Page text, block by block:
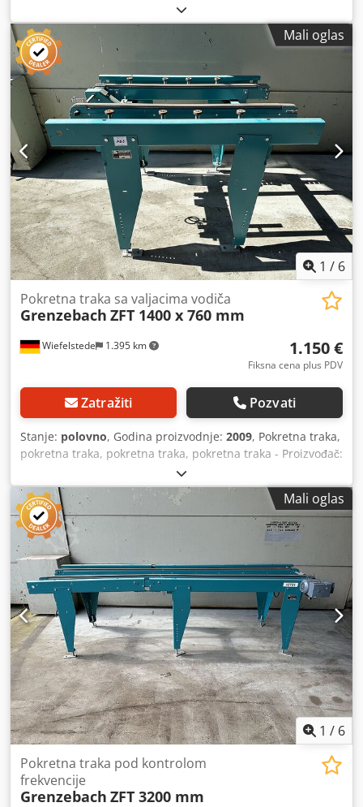
trake, traka transporter -Proizvođač: Grenzebach,
transportne trake transportne trake tip ZFT -Brzina:
Kontrolisana frekvencija -Dužina transportne trake: 1440
mm -Razmak između pojaseva: 395 mm -Drive: SEW-
Eurodrive 0.075/0.37 kW 280-1400/14-72 rpm -Količina: 1k
transportne trake na raspolaganju -Dimenzije: 1450/1370 /
H900 mm, -Težina: 128 kg Cedpfev Tl Dcox Ahmeha
Mali oglas
1 / 6
Wiefelstede 1.395 km
Pokretna traka sa valjacima vodiča
Grenzebach ZFT 1400 x 760 mm
1.150 €
Fiksna cena plus PDV
Zatražiti Pozvati
Stanje: polovno, Godina proizvodnje: 2009, Pokretna traka,
pokretna traka, pokretna traka, pokretna traka - Proizvođač:
Grenzebach, pokretna traka pokretne trake tipa ZFT sa
valjacima vodiča -Brzina: m/min -Dužina pokretne trake:
1400 mm -Razmak između kaiša: 500 mm -Roler razmak:
760 mm, podesivo pogledajte fotografije -Vozi:
dunkermotorten 24 V -Količina: 5x pokretna traka dostupna
-Cena: po komadu Cjdpfstrhm Hex Ahmsha -Dimenzije:
1460/1140/H1060 mm -Težina: 149 kg/pc
Mali oglas
1 / 6
Pokretna traka pod kontrolom
frekvencije
Grenzebach ZFT 3200 mm